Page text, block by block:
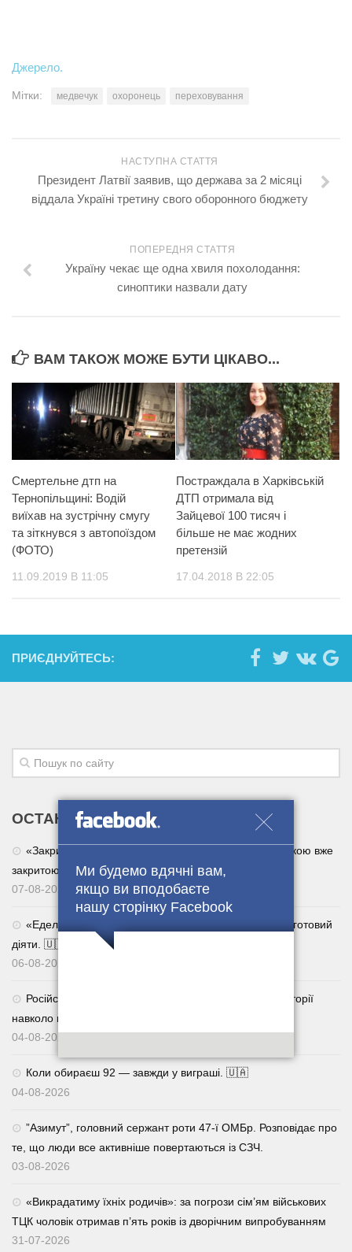
Ми будемо вдячні вам,
якщо ви вподобаєте
нашу сторінку Facebook
Джерело.
Мітки: медвечук охоронець переховування
НАСТУПНА СТАТТЯ
Президент Латвії заявив, що держава за 2 місяці
віддала Україні третину свого оборонного бюджету
ПОПЕРЕДНЯ СТАТТЯ
Україну чекає ще одна хвиля похолодання:
синоптики назвали дату
ВАМ ТАКОЖ МОЖЕ БУТИ ЦІКАВО...
Смертельне дтп на
Тернопільщині: Водій
виїхав на зустрічну смугу
та зіткнувся з автопоїздом
(ФОТО)
11.09.2019 В 11:05
Пострaждaлa в Харківській
ДTП отримала від
Зайцевої 100 тисяч і
більше не має жодних
претензій
17.04.2018 В 22:05
ПРИЄДНУЙТЕСЬ:
ОСТАННІ НОВИНИ
«Закрита» нарада Міноборони рф виявилася не такою вже
закритою
07-08-2026
«Едельвейс» чекає. Контракт 18–24 — для тих, хто готовий
діяти. 🇺🇦
06-08-2026
Російська пропаганда продовжує вигадувати нові історії
навколо подій в Україні
04-08-2026
Коли обираєш 92 — завжди у виграші. 🇺🇦
04-08-2026
⁨”Азимут”, головний сержант роти 47-ї ОМБр. Розповідає про
те, що люди все активніше повертаються із СЗЧ.
03-08-2026
«Викрадатиму їхніх родичів»: за погрози сім’ям військових
ТЦК чоловік отримав п’ять років із дворічним випробуванням
31-07-2026